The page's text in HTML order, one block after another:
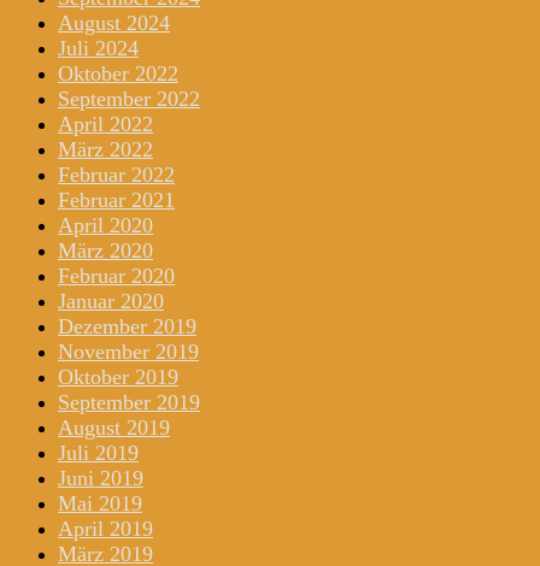
August 2024
Juli 2024
Oktober 2022
September 2022
April 2022
März 2022
Februar 2022
Februar 2021
April 2020
März 2020
Februar 2020
Januar 2020
Dezember 2019
November 2019
Oktober 2019
September 2019
August 2019
Juli 2019
Juni 2019
Mai 2019
April 2019
März 2019